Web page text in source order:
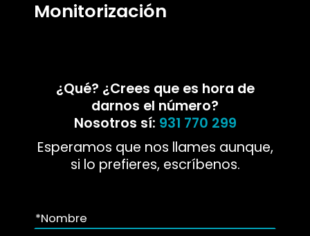
Monitorización
¿Qué? ¿Crees que es hora de
darnos el número?
Nosotros sí: 931 770 299
Esperamos que nos llames aunque,
si lo prefieres, escríbenos.